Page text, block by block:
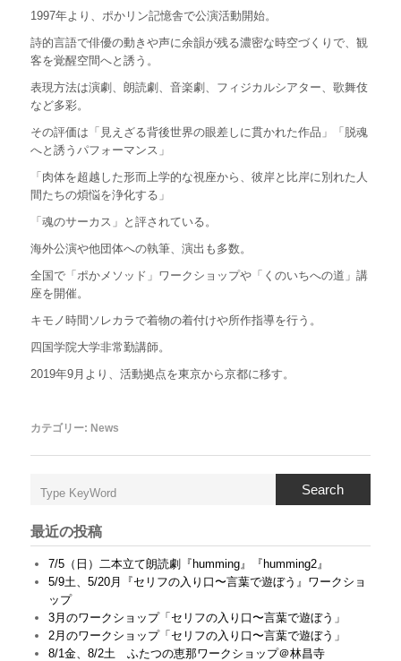
1997年より、ポかリン記憶舎で公演活動開始。
詩的言語で俳優の動きや声に余韻が残る濃密な時空づくりで、観
客を覚醒空間へと誘う。
表現方法は演劇、朗読劇、音楽劇、フィジカルシアター、歌舞伎
など多彩。
その評価は「見えざる背後世界の眼差しに貫かれた作品」「脱魂
へと誘うパフォーマンス」
「肉体を超越した形而上学的な視座から、彼岸と比岸に別れた人
間たちの煩悩を浄化する」
「魂のサーカス」と評されている。
海外公演や他団体への執筆、演出も多数。
全国で「ポかメソッド」ワークショップや「くのいちへの道」講
座を開催。
キモノ時間ソレカラで着物の着付けや所作指導を行う。
四国学院大学非常勤講師。
2019年9 月より、活動拠点を東京から京都に移す。
カテゴリー: News
Search
最近の投稿
7/5（日）二本立て朗読劇『humming』『humming2』
5/9土、5/20月『セリフの入り口〜言葉で遊ぼう』ワークショ
ップ
3月のワークショップ「セリフの入り口〜言葉で遊ぼう」
2月のワークショップ「セリフの入り口〜言葉で遊ぼう」
8/1金、8/2土 ふたつの恵那ワークショップ＠林昌寺